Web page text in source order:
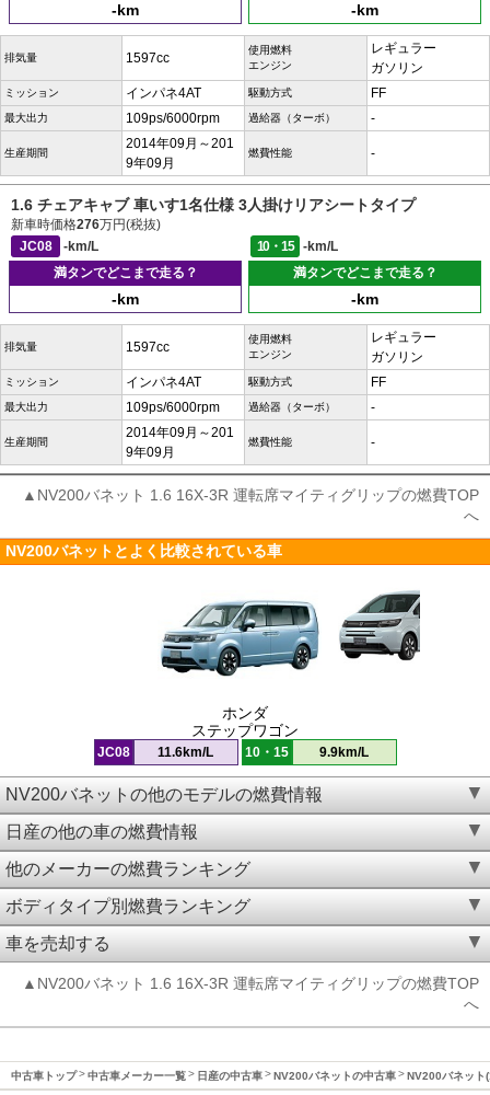
-km -km
排気量 1597cc
使用燃料
エンジン
レギュラー
ガソリン
ミッション インパネ4AT 駆動方式 FF
最大出力 109ps/6000rpm 過給器（ターボ） -
生産期間
2014年09月～201
9年09月
燃費性能 -
1.6 チェアキャブ 車いす1名仕様 3人掛けリアシートタイプ
新車時価格276万円(税抜)
JC08
-km/L 10・15
-km/L
満タンでどこまで走る？
-km
満タンでどこまで走る？
-km
排気量 1597cc
使用燃料
エンジン
レギュラー
ガソリン
ミッション インパネ4AT 駆動方式 FF
最大出力 109ps/6000rpm 過給器（ターボ） -
生産期間
2014年09月～201
9年09月
燃費性能 -
▲NV200バネット 1.6 16X-3R 運転席マイティグリップの燃費TOP
へ
NV200バネットとよく比較されている車
ホンダ
ステップワゴン
JC08 11.6km/L 10・15 9.9km/L
NV200バネットの他のモデルの燃費情報
日産の他の車の燃費情報
他のメーカーの燃費ランキング
ボディタイプ別燃費ランキング
車を売却する
▲NV200バネット 1.6 16X-3R 運転席マイティグリップの燃費TOP
へ
中古車トップ 中古車メーカー一覧 日産の中古車 NV200バネットの中古車 NV200バネット